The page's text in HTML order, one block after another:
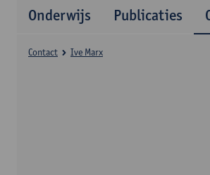
Onderwijs Publicaties
Contact Ive Marx